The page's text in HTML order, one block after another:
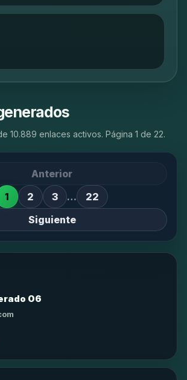
10.889 enlaces activos. Página 1 de 22.
Anterior
1
2 3 …
22
Siguiente
06